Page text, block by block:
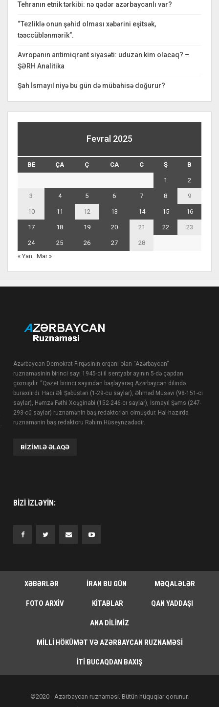
Tehranın etnik tərkibi: nə qədər azərbaycanlı var?
“Tezliklə onun şəhid olması xəbərini eşitsək,
təəccüblənmərik”.
Avropanın antimiqrant siyasəti: uduzan kim olacaq? –
ŞƏRH Analitika
Şah İsmayıl niyə bu gün də mübahisə doğurur?
Fevral 2025
BE ÇA Ç CA C Ş B
1 2
3 4 5 6 7 8 9
10 11 12 13 14 15 16
17 18 19 20 21 22 23
24 25 26 27
28
« Yan
Mar »
Azərbaycan Demokrat Firqəsinin orqanı olan “Azərbaycan”
ruznaməsinin birinci sayı 1945-ci il sentyabr ayının 5-də çapdan
çıxmışdır. “Qəzet birinci sayından başlayaraq Azərbaycan dilində
buraxılırdı. Hacı Əli Şəbüstəri (1-29-cu saylar), Əhməd Müsəvi (98-151-ci
saylar), Həmzə Fəthi Xoşginabi (152-246-cı saylar), İsmayıl Şəms (247-
293-cü saylar) ruznamənin baş redaktorları olmuşdur. Hal-hazırda
ruznamənin baş redaktoru Rəhim Hüseynzadədir.
BIZIMLƏ ƏLAQƏ
BIZI IZLƏYIN:
XƏBƏRLƏR İRAN BU GÜN MƏQALƏLƏR
FOTO ARXIV KITABLAR QAN YADDAŞI
ANA DILIMIZ
MILLI HÖKÜMƏT VƏ AZƏRBAYCAN RUZNAMƏSI
İTI BUCAQDAN BAXIŞ
©2020 - Azərbaycan ruznaməsi. Bütün hüquqlar qorunur.